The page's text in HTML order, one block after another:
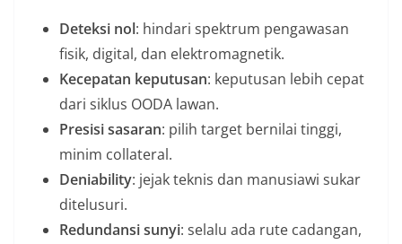
Deteksi nol: hindari spektrum pengawasan
fisik, digital, dan elektromagnetik.
Kecepatan keputusan: keputusan lebih cepat
dari siklus OODA lawan.
Presisi sasaran: pilih target bernilai tinggi,
minim collateral.
Deniability: jejak teknis dan manusiawi sukar
ditelusuri.
Redundansi sunyi: selalu ada rute cadangan,